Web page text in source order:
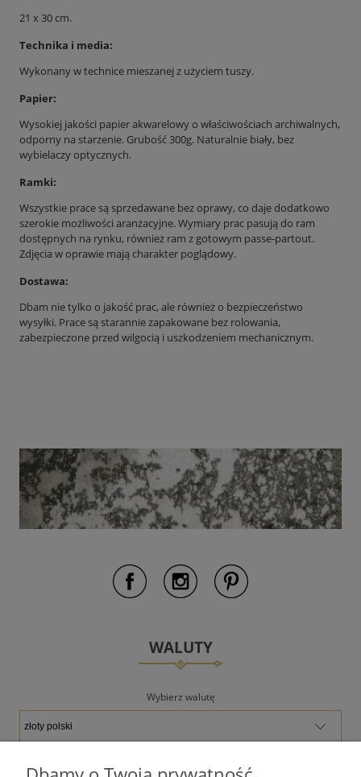
21 x 30 cm.
Technika i media:
Wykonany w technice mieszanej z użyciem tuszy.
Papier:
Wysokiej jakości papier akwarelowy o właściwościach archiwalnych,
odporny na starzenie. Grubość 300g. Naturalnie biały, bez
wybielaczy optycznych.
Ramki:
Wszystkie prace są sprzedawane bez oprawy, co daje dodatkowo
szerokie możliwości aranżacyjne. Wymiary prac pasują do ram
dostępnych na rynku, również ram z gotowym passe-partout.
Zdjęcia w oprawie mają charakter poglądowy.
Dostawa:
Dbam nie tylko o jakość prac, ale również o bezpieczeństwo
wysyłki. Prace są starannie zapakowane bez rolowania,
zabezpieczone przed wilgocią i uszkodzeniem mechanicznym.
WALUTY
Wybierz walutę